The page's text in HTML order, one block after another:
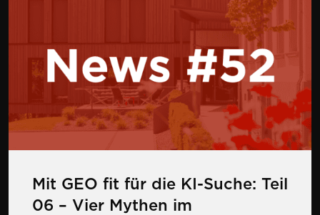
Mit GEO fit für die KI-Suche: Teil
06 – Vier Mythen im